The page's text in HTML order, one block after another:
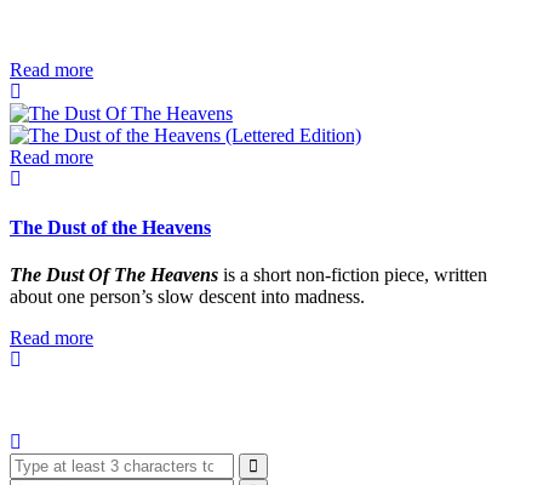
Read more
Read more
The Dust of the Heavens
The Dust Of The Heavens is a short non-fiction piece, written
about one person’s slow descent into madness.
Read more